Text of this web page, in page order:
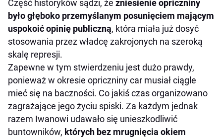
Część historyków sądzi, że zniesienie opriczniny
było głęboko przemyślanym posunięciem mającym
uspokoić opinię publiczną, która miała już dosyć
stosowania przez władcę zakrojonych na szeroką
skalę represji.
Zapewne w tym stwierdzeniu jest dużo prawdy,
ponieważ w okresie opriczniny car musiał ciągle
mieć się na baczności. Co jakiś czas organizowano
zagrażające jego życiu spiski. Za każdym jednak
razem Iwanowi udawało się unieszkodliwić
buntowników, których bez mrugnięcia okiem